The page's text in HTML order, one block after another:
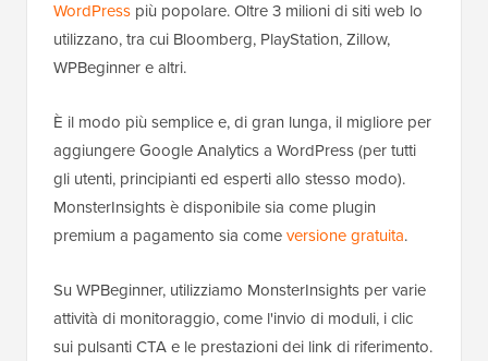
WordPress più popolare. Oltre 3 milioni di siti web lo
utilizzano, tra cui Bloomberg, PlayStation, Zillow,
WPBeginner e altri.
È il modo più semplice e, di gran lunga, il migliore per
aggiungere Google Analytics a WordPress (per tutti
gli utenti, principianti ed esperti allo stesso modo).
MonsterInsights è disponibile sia come plugin
premium a pagamento sia comeversione gratuita.
Su WPBeginner, utilizziamo MonsterInsights per varie
attività di monitoraggio, come l'invio di moduli, i clic
sui pulsanti CTA e le prestazioni dei link di riferimento.